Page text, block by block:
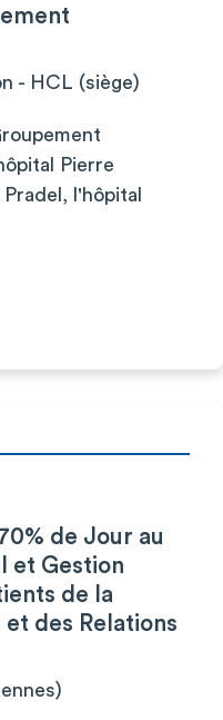
- HCL (siège)
Pierre
l'hôpital
de Jour au
et Gestion
de la
des Relations